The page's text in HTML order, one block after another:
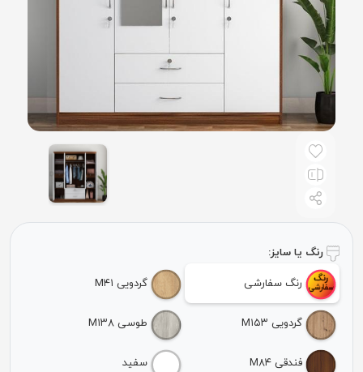
رنگ یا سایز:
رنگ سفارشی گردویی M۴۱
گردویی M۱۵۳ طوسی M۱۳۸
فندقی M۸۴ سفید